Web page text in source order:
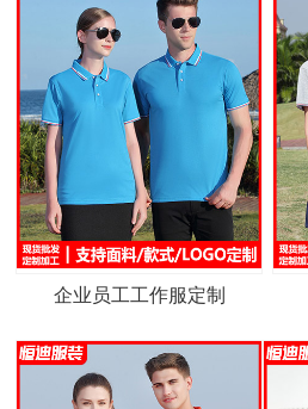
企业员工工作服定制